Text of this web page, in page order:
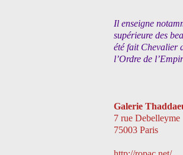
Il enseigne
supérieure des
été fait Chevalier
l’Ordre de
Galerie
7 rue Debelleyme
75003 Paris